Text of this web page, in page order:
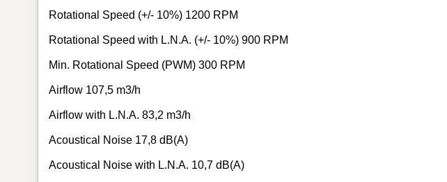
Rotational Speed (+/- 10%) 1200 RPM
Rotational Speed with L.N.A. (+/- 10%) 900 RPM
Min. Rotational Speed (PWM) 300 RPM
Airflow 107,5 m3/h
Airflow with L.N.A. 83,2 m3/h
Acoustical Noise 17,8 dB(A)
Acoustical Noise with L.N.A. 10,7 dB(A)